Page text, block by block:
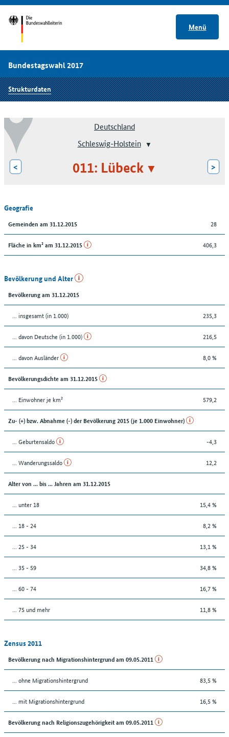
Menü
Bundestagswahl 2017
Strukturdaten
Deutschland
Schleswig-Holstein
< 011: Lübeck >
Geografie
Gemeinden am 31.12.2015 28
Fläche in km² am 31.12.2015 406,3
Bevölkerung und Alter
Bevölkerung am 31.12.2015
... insgesamt (in 1.000) 235,3
... davon Deutsche (in 1.000) 216,5
... davon Ausländer 8,0 %
Bevölkerungsdichte am 31.12.2015
... Einwohner je km² 579,2
Zu- (+) bzw. Abnahme (-) der Bevölkerung 2015 (je 1.000 Einwohner)
... Geburtensaldo -4,3
... Wanderungssaldo 12,2
Alter von ... bis ... Jahren am 31.12.2015
... unter 18 15,4 %
... 18 - 24 8,2 %
... 25 - 34 13,1 %
... 35 - 59 34,8 %
... 60 - 74 16,7 %
... 75 und mehr 11,8 %
Zensus 2011
Bevölkerung nach Migrationshintergrund am 09.05.2011
... ohne Migrationshintergrund 83,5 %
... mit Migrationshintergrund 16,5 %
Bevölkerung nach Religionszugehörigkeit am 09.05.2011